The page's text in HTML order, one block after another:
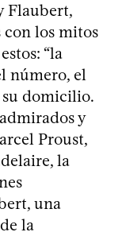
Flaubert,
los mitos
“la
número, el
su domicilio.
y
Proust,
la
una
la